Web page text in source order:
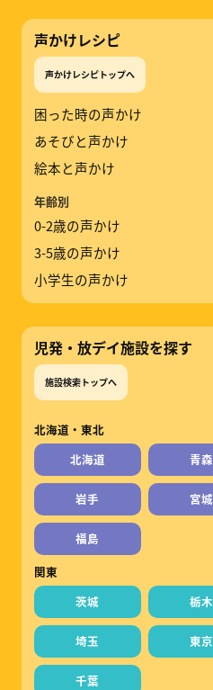
声かけレシピ
声かけレシピトップへ
困った時の声かけ
あそびと声かけ
絵本と声かけ
年齢別
0-2歳の声かけ
3-5歳の声かけ
小学生の声かけ
児発・放デイ施設を探す
施設検索トップへ
北海道・東北
北海道
青森
岩手 宮城
福島
関東
茨城
栃木
埼玉 東京
千葉